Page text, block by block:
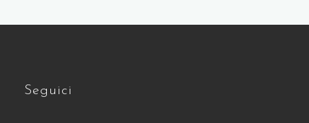
Seguici